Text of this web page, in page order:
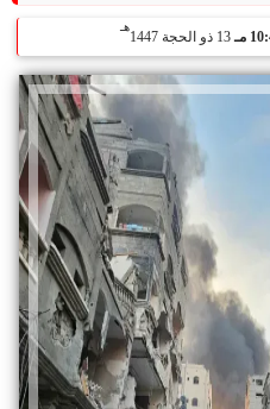
مـ 13 ذو الحجة 1447
هـ